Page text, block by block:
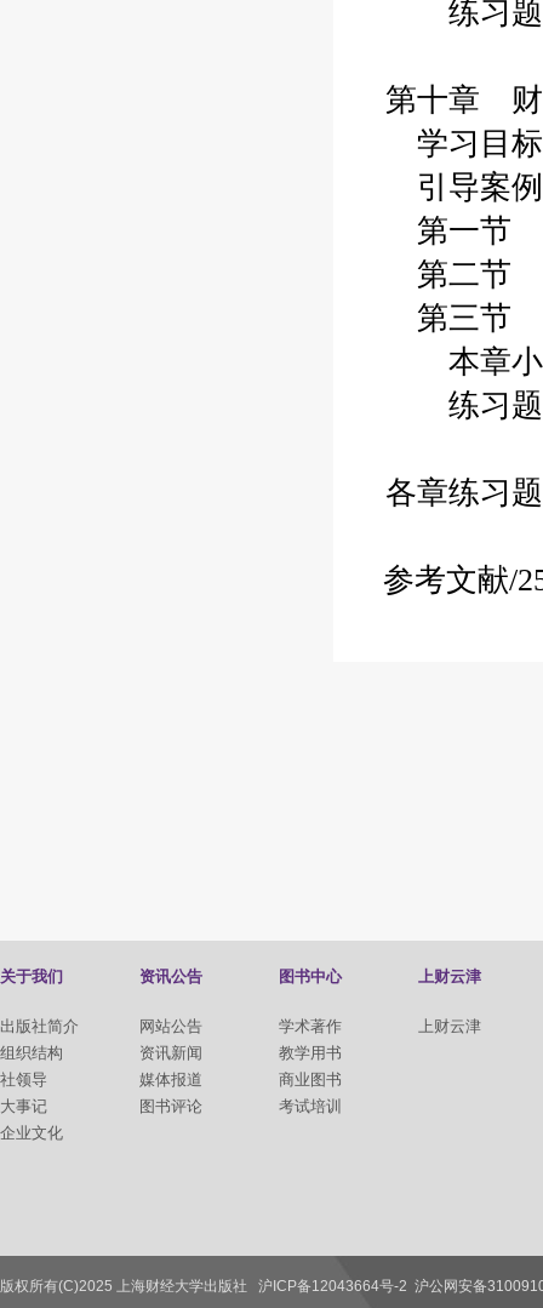
练习题
第十章 财
学习目标
引导案例
第一节
第二节
第三节
本章小
练习题
各章练习
参考文献/
关于我们
出版社简介
组织结构
社领导
大事记
企业文化
资讯公告
网站公告
资讯新闻
媒体报道
图书评论
图书中心
学术著作
教学用书
商业图书
考试培训
上财云津
上财云津
联系我们
版权所有(C)2025 上海财经大学出版社 沪ICP备12043664号-2 沪公网安备